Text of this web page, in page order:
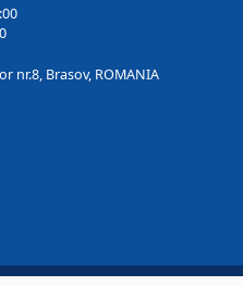
nr.8, Brasov, ROMANIA